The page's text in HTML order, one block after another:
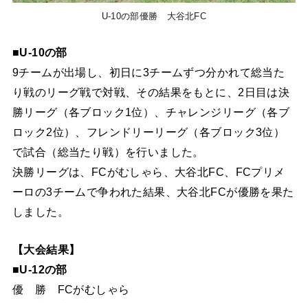
U-10の部優勝 大谷北FC
■U-10の部
9チームが出場し、初日に3チームずつ分かれて総当た
り戦のリーグ戦で対戦、その結果をもとに、2日目は決
勝リーグ（各ブロック1位）、チャレンジリーグ（各ブ
ロック2位）、フレンドリーリーグ（各ブロック3位）
で試合（総当たり戦）を行いました。
決勝リーグは、FCがむしゃら、大谷北FC、FCプリメ
ーロの3チームで争われた結果、大谷北FCが優勝を果た
しました。
【大会結果】
■U-12の部
優 勝 FCがむしゃら